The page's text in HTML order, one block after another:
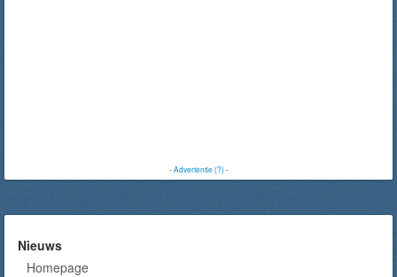
-Advertentie (?)-
Nieuws
Homepage